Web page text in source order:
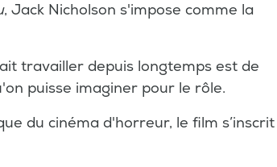
, Jack Nicholson s'impose comme la
travailler depuis longtemps est de
puisse imaginer pour le rôle.
du cinéma d'horreur, le film s’inscrit